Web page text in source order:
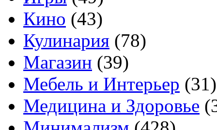
Кино (43)
Кулинария (78)
Магазин (39)
Мебель и Интерьер (31)
Медицина и Здоровье